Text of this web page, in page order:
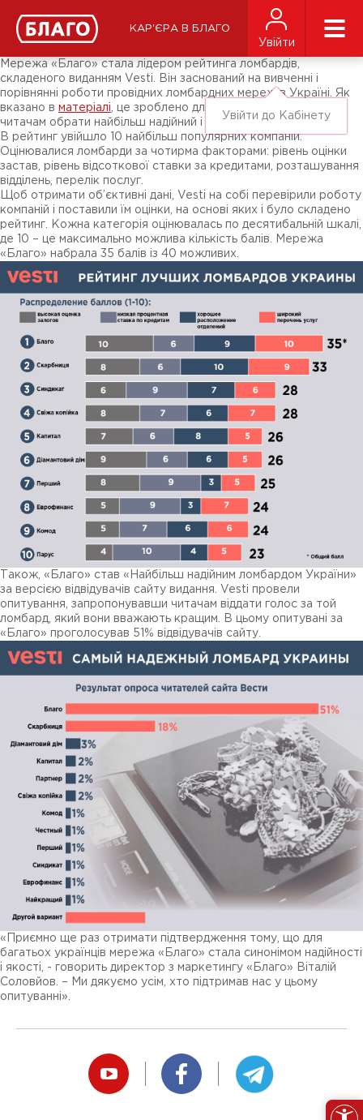
КАР'ЄРА В БЛАГО
Увійти
Увійти до Кабінету
ЗМІ про нас
Підписники соц-мереж
Ярмарки
Мережа «Благо» стала лідером рейтинга ломбардів,
складеного виданням Vesti. Він заснований на вивченні і
порівнянні роботи провідних ломбардних мереж в Україні. Як
вказано в матеріалі , це зроблено для того, щоб допомогти
читачам обрати найбільш надійний і найкращий ломбард.
В рейтинг увійшло 10 найбільш популярних компаній.
Оцінювалися ломбарди за чотирма факторами: рівень оцінки
застав, рівень відсоткової ставки за кредитами, розташування
відділень, перелік послуг.
Щоб отримати об’єктивні дані, Vesti на собі перевірили роботу
компаній і поставили їм оцінки, на основі яких і було складено
рейтинг. Кожна категорія оцінювалась по десятибальній шкалі,
де 10 – це максимально можлива кількість балів. Мережа
«Благо» набрала 35 балів із 40 можливих.
Також, «Благо» став «Найбільш надійним ломбардом України»
за версією відвідувачів сайту видання. Vesti провели
опитування, запропонувавши читачам віддати голос за той
ломбард, який вони вважають кращим. В цьому опитувані за
«Благо» проголосував 51% відвідувачів сайту.
«Приємно ще раз отримати підтвердження тому, що для
багатьох українців мережа «Благо» стала синонімом надійності
і якості, - говорить директор з маркетингу «Благо» Віталій
Соловйов. – Ми дякуємо усім, хто підтримав нас у цьому
опитуванні».